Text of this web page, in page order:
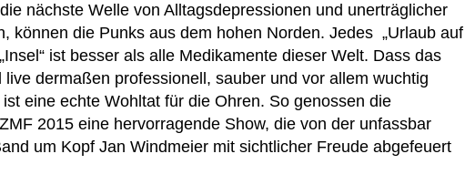
nächste Welle von Alltagsdepressionen und unerträglicher
können die Punks aus dem hohen Norden. Jedes „Urlaub auf
ist besser als alle Medikamente dieser Welt. Dass das
live dermaßen professionell, sauber und vor allem wuchtig
eine echte Wohltat für die Ohren. So genossen die
2015 eine hervorragende Show, die von der unfassbar
um Kopf Jan Windmeier mit sichtlicher Freude abgefeuert